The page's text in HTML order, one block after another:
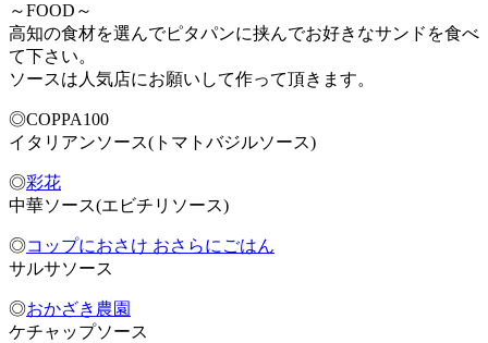
～FOOD～
高知の食材を選んでピタパンに挟んでお好きなサンドを食べ
て下さい。
ソースは人気店にお願いして作って頂きます。
◎COPPA100
イタリアンソース(トマトバジルソース)
◎彩花
中華ソース(エビチリソース)
◎コップにおさけ おさらにごはん
サルサソース
◎おかざき農園
ケチャップソース